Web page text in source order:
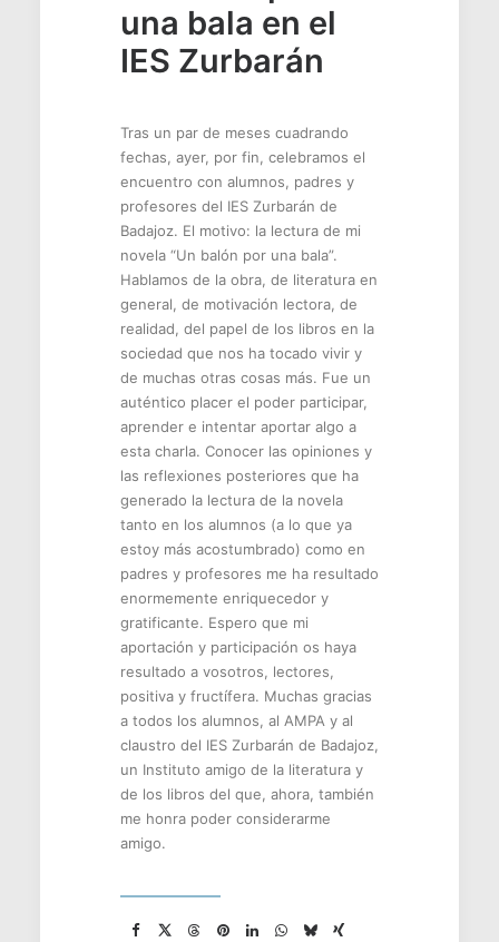
una bala en el
IES Zurbarán
Tras un par de meses cuadrando
fechas, ayer, por fin, celebramos el
encuentro con alumnos, padres y
profesores del IES Zurbarán de
Badajoz. El motivo: la lectura de mi
novela “Un balón por una bala”.
Hablamos de la obra, de literatura en
general, de motivación lectora, de
realidad, del papel de los libros en la
sociedad que nos ha tocado vivir y
de muchas otras cosas más. Fue un
auténtico placer el poder participar,
aprender e intentar aportar algo a
esta charla. Conocer las opiniones y
las reflexiones posteriores que ha
generado la lectura de la novela
tanto en los alumnos (a lo que ya
estoy más acostumbrado) como en
padres y profesores me ha resultado
enormemente enriquecedor y
gratificante. Espero que mi
aportación y participación os haya
resultado a vosotros, lectores,
positiva y fructífera. Muchas gracias
a todos los alumnos, al AMPA y al
claustro del IES Zurbarán de Badajoz,
un Instituto amigo de la literatura y
de los libros del que, ahora, también
me honra poder considerarme
amigo.